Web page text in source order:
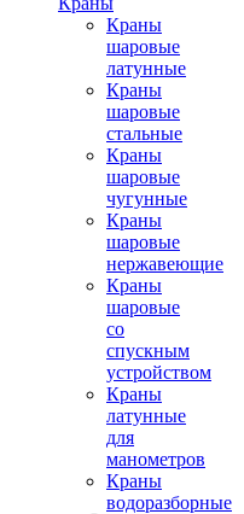
Краны
шаровые
латунные
Краны
шаровые
стальные
Краны
шаровые
чугунные
Краны
шаровые
нержавеющие
Краны
шаровые
со
спускным
устройством
Краны
латунные
для
манометров
Краны
водоразборные